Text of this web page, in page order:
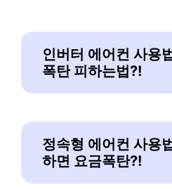
인버터 에어컨 사용
폭탄 피하는법?!
정속형 에어컨 사용
하면 요금폭탄?!